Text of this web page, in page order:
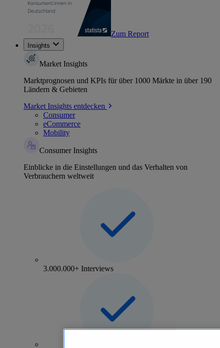
Zum Report
Insights
Market Insights
Marktprognosen und KPIs für über 1000 Märkte in über 190
Ländern & Gebieten
Market Insights entdecken
Consumer
eCommerce
Mobility
Consumer Insights
Einblicke in die Einstellungen und das Verhalten von
Verbrauchern weltweit
3.000.000+ Interviews